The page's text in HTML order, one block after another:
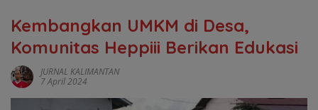
Kembangkan UMKM di Desa,
Komunitas Heppiii Berikan Edukasi
JURNAL KALIMANTAN
7 April 2024